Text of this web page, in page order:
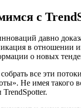
с
давно
в отношении
о новых
все эти
Не имея